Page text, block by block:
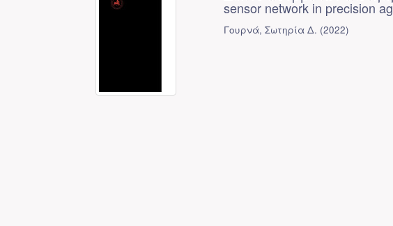
sensor network in precision
Γουρνά, Σωτηρία Δ. (2022)